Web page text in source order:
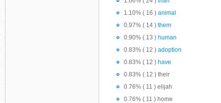
1.10% ( 16 ) animal
0.97% ( 14 ) them
0.90% ( 13 ) human
0.83% ( 12 ) adoption
0.83% ( 12 ) have
0.83% ( 12 ) their
0.76% ( 11 ) elijah
0.76% ( 11 ) home